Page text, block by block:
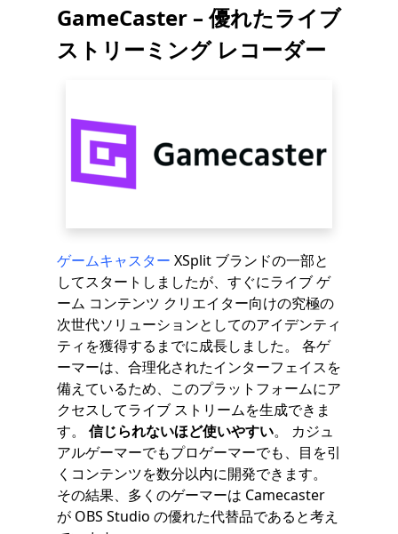
GameCaster – 優れたライブ
ストリーミング レコーダー
ゲームキャスター XSplit ブランドの一部と
してスタートしましたが、すぐにライブ ゲ
ーム コンテンツ クリエイター向けの究極の
次世代ソリューションとしてのアイデンティ
ティを獲得するまでに成長しました。 各ゲ
ーマーは、合理化されたインターフェイスを
備えているため、このプラットフォームにア
クセスしてライブ ストリームを生成できま
す。 信じられないほど使いやすい。 カジュ
アルゲーマーでもプロゲーマーでも、目を引
くコンテンツを数分以内に開発できます。
その結果、多くのゲーマーは Camecaster
が OBS Studio の優れた代替品であると考え